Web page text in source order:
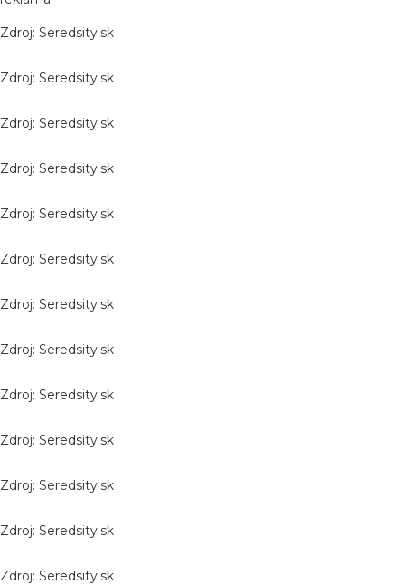
Zdroj: Seredsity.sk
Zdroj: Seredsity.sk
Zdroj: Seredsity.sk
Zdroj: Seredsity.sk
Zdroj: Seredsity.sk
Zdroj: Seredsity.sk
Zdroj: Seredsity.sk
Zdroj: Seredsity.sk
Zdroj: Seredsity.sk
Zdroj: Seredsity.sk
Zdroj: Seredsity.sk
Zdroj: Seredsity.sk
Zdroj: Seredsity.sk